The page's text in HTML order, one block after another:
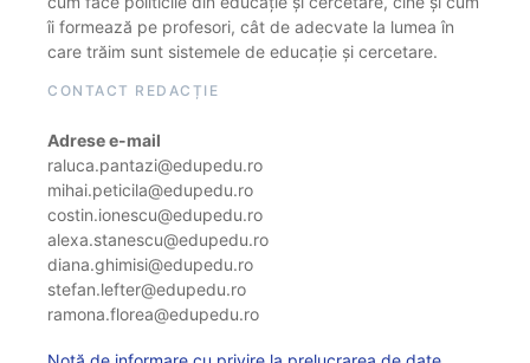
îi formează pe profesori, cât de adecvate la lumea în
care trăim sunt sistemele de educație și cercetare.
CONTACT REDACȚIE
Adrese e-mail
raluca.pantazi@edupedu.ro
mihai.peticila@edupedu.ro
costin.ionescu@edupedu.ro
alexa.stanescu@edupedu.ro
diana.ghimisi@edupedu.ro
stefan.lefter@edupedu.ro
ramona.florea@edupedu.ro